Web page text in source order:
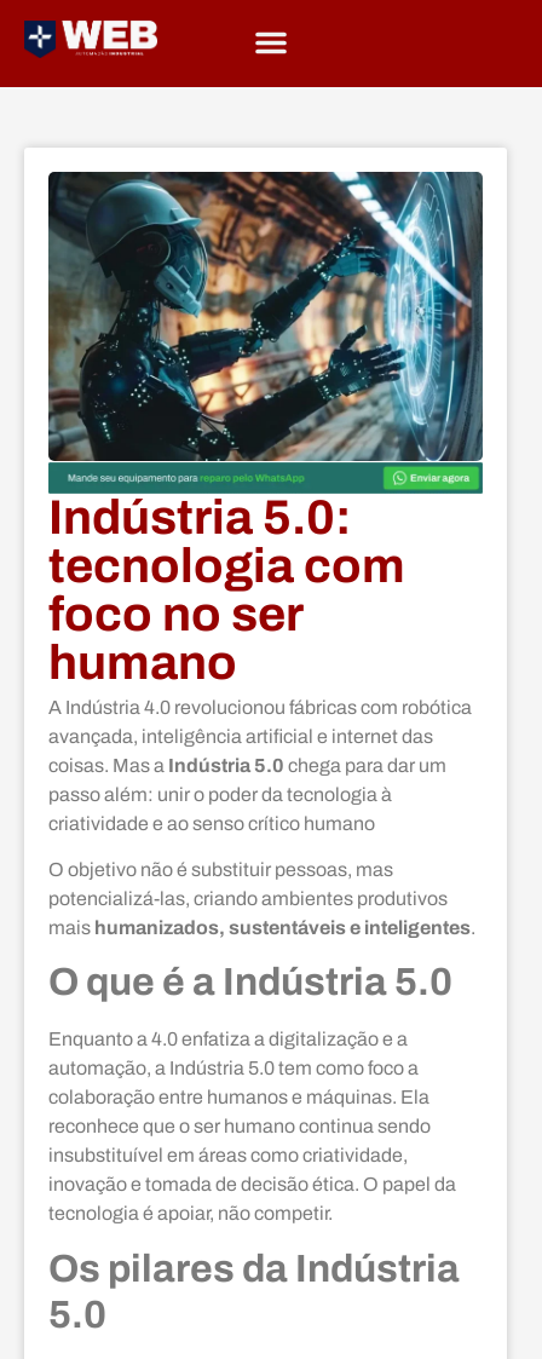
Indústria 5.0:
tecnologia com
foco no ser
humano
A Indústria 4.0 revolucionou fábricas com robótica
avançada, inteligência artificial e internet das
coisas. Mas a Indústria 5.0 chega para dar um
passo além: unir o poder da tecnologia à
criatividade e ao senso crítico humano
O objetivo não é substituir pessoas, mas
potencializá-las, criando ambientes produtivos
mais humanizados, sustentáveis e inteligentes.
O que é a Indústria 5.0
Enquanto a 4.0 enfatiza a digitalização e a
automação, a Indústria 5.0 tem como foco a
colaboração entre humanos e máquinas. Ela
reconhece que o ser humano continua sendo
insubstituível em áreas como criatividade,
inovação e tomada de decisão ética. O papel da
tecnologia é apoiar, não competir.
Os pilares da Indústria
5.0